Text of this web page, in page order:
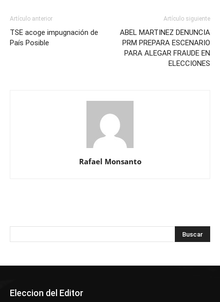
Artículo anterior
TSE acoge impugnación de
País Posible
Artículo siguiente
ABEL MARTINEZ DENUNCIA
PRM PREPARA ESCENARIO
PARA ALEGAR FRAUDE EN
ELECCIONES
Rafael Monsanto
Eleccion del Editor